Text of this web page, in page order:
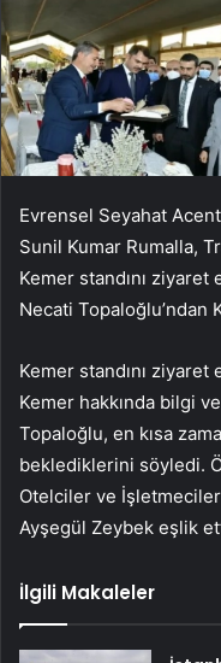
Evrensel Seyahat
Sunil Kumar Rumalla,
Kemer standını ziyaret
Necati Topaloğlu’ndan
Kemer standını ziyaret
Kemer hakkında bilgi
Topaloğlu, en kısa
beklediklerini söyledi.
Otelciler ve
Ayşegül Zeybek eşlik
İlgili Makaleler